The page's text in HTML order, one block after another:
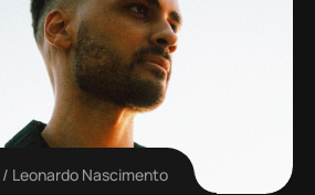
Leonardo Nascimento